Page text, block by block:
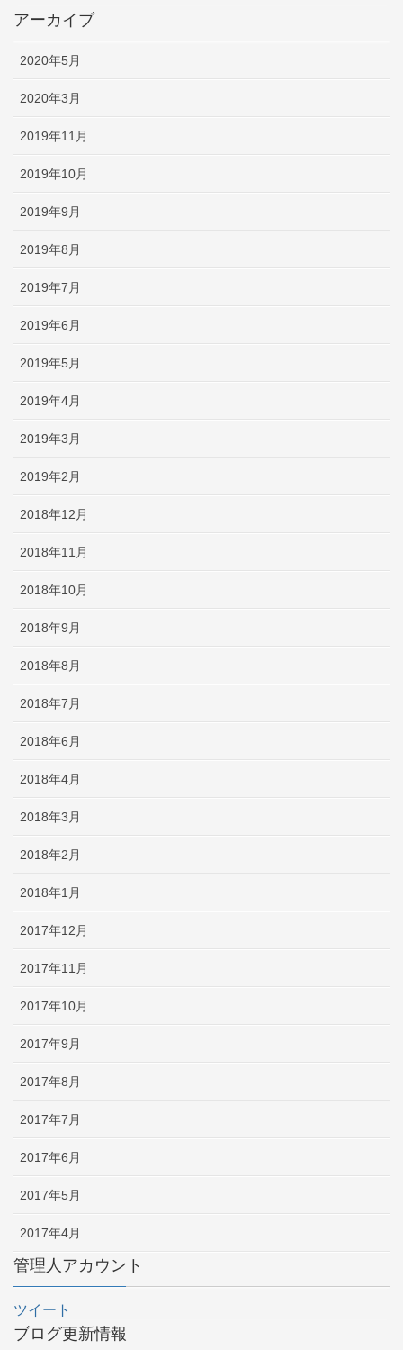
アーカイブ
2020年5月
2020年3月
2019年11月
2019年10月
2019年9月
2019年8月
2019年7月
2019年6月
2019年5月
2019年4月
2019年3月
2019年2月
2018年12月
2018年11月
2018年10月
2018年9月
2018年8月
2018年7月
2018年6月
2018年4月
2018年3月
2018年2月
2018年1月
2017年12月
2017年11月
2017年10月
2017年9月
2017年8月
2017年7月
2017年6月
2017年5月
2017年4月
管理人アカウント
ツイート
ブログ更新情報